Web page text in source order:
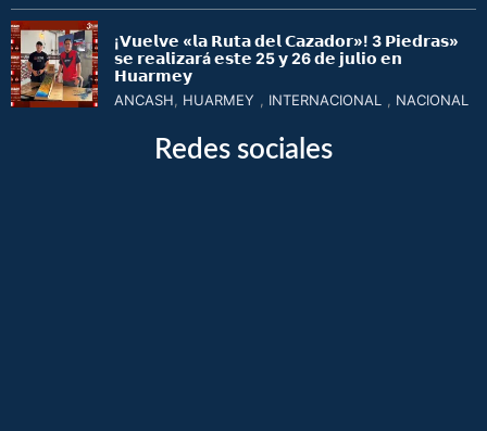
¡𝗩𝘂𝗲𝗹𝘃𝗲 «𝗹𝗮 𝗥𝘂𝘁𝗮 𝗱𝗲𝗹 𝗖𝗮𝘇𝗮𝗱𝗼𝗿»! 3 𝗣𝗶𝗲𝗱𝗿𝗮𝘀»
𝘀𝗲 𝗿𝗲𝗮𝗹𝗶𝘇𝗮𝗿á 𝗲𝘀𝘁𝗲 25 𝘆 26 𝗱𝗲 𝗷𝘂𝗹𝗶𝗼 𝗲𝗻
𝗛𝘂𝗮𝗿𝗺𝗲𝘆
ANCASH HUARMEY INTERNACIONAL NACIONAL
Redes sociales